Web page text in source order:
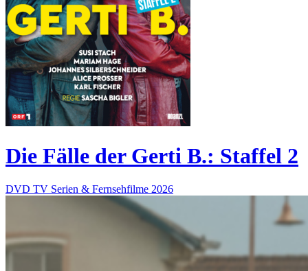
Die Fälle der Gerti B.: Staffel 2
DVD TV Serien & Fernsehfilme 2026